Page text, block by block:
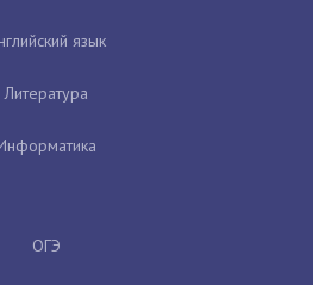
язык
Литература
ОГЭ